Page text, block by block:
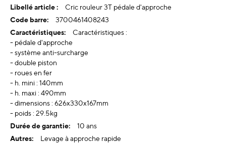
Plus
d’information
Cric rouleur 3T pédale d'approche
3700461408243
Caractéristiques :
- pédale d'approche
- système anti-surcharge
- double piston
- roues en fer
- h. mini : 140mm
- h. maxi : 490mm
- dimensions : 626x330x167mm
- poids : 29.5kg
10 ans
Levage à approche rapide